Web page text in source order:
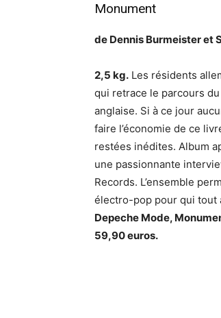
Monument
de Dennis Burmeister et
2,5 kg. Les résidents
qui retrace le parcours
anglaise. Si à ce jour
faire l’économie de ce
restées inédites. Album
une passionnante
Records. L’ensemble
électro-pop pour qui tout
Depeche Mode,
59,90 euros.